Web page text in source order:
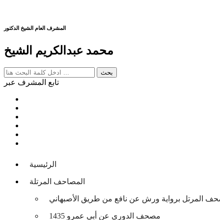
المشرف العام الشيخ الدكتور
محمد عبدالكريم الشيخ
تابع المشرف عبر
الرئيسية
المصاحف المرتلة
المرتل برواية ورش عن نافع من طريق الأصبهاني
مصحف الدوري عن أبي عمرو 1435